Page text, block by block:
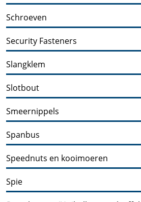
Schroeven
Security Fasteners
Slangklem
Slotbout
Smeernippels
Spanbus
Speednuts en kooimoeren
Spie